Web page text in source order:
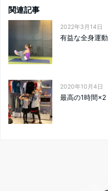
関連記事
2022年3月14日
有益な全身運動
2020年10月4日
最高の1時間×2